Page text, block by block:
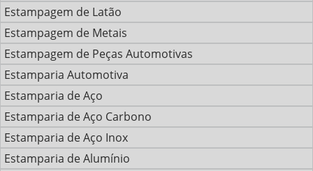
Estampagem de Latão
Estampagem de Metais
Estampagem de Peças Automotivas
Estamparia Automotiva
Estamparia de Aço
Estamparia de Aço Carbono
Estamparia de Aço Inox
Estamparia de Alumínio